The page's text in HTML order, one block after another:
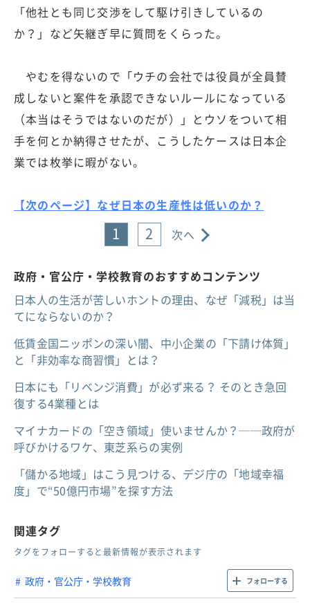
「他社とも同じ交渉をして駆け引きしているの
か？」など矢継ぎ早に質問をくらった。
やむを得ないので「ウチの会社では役員が全員賛
成しないと案件を承認できないルールになっている
（本当はそうではないのだが）」とウソをついて相
手を何とか納得させたが、こうしたケースは日本企
業では枚挙に暇がない。
【次のページ】なぜ日本の生産性は低いのか？
1 2 次へ
政府・官公庁・学校教育のおすすめコンテンツ
日本人の生活が苦しいホントの理由、なぜ「減税」は当
てにならないのか？
低賃金国ニッポンの深い闇、中小企業の「下請け体質」
と「非効率な商習慣」とは？
日本にも「リベンジ消費」が必ず来る？ そのとき急回
復する4業種とは
マイナカードの「空き領域」使いませんか？──政府が
呼びかけるワケ、東芝系らの実例
「儲かる地域」はこう見つける、デジ庁の「地域幸福
度」で“50億円市場”を探す方法
関連タグ
タグをフォローすると最新情報が表示されます
政府・官公庁・学校教育 フォローする